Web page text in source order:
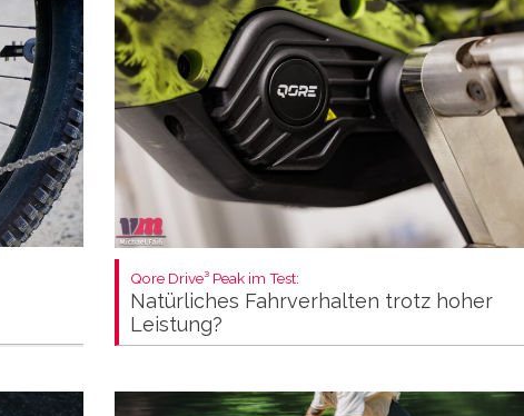
Qore Drive³ Peak im Test:
Natürliches Fahrverhalten trotz hoher
Leistung?